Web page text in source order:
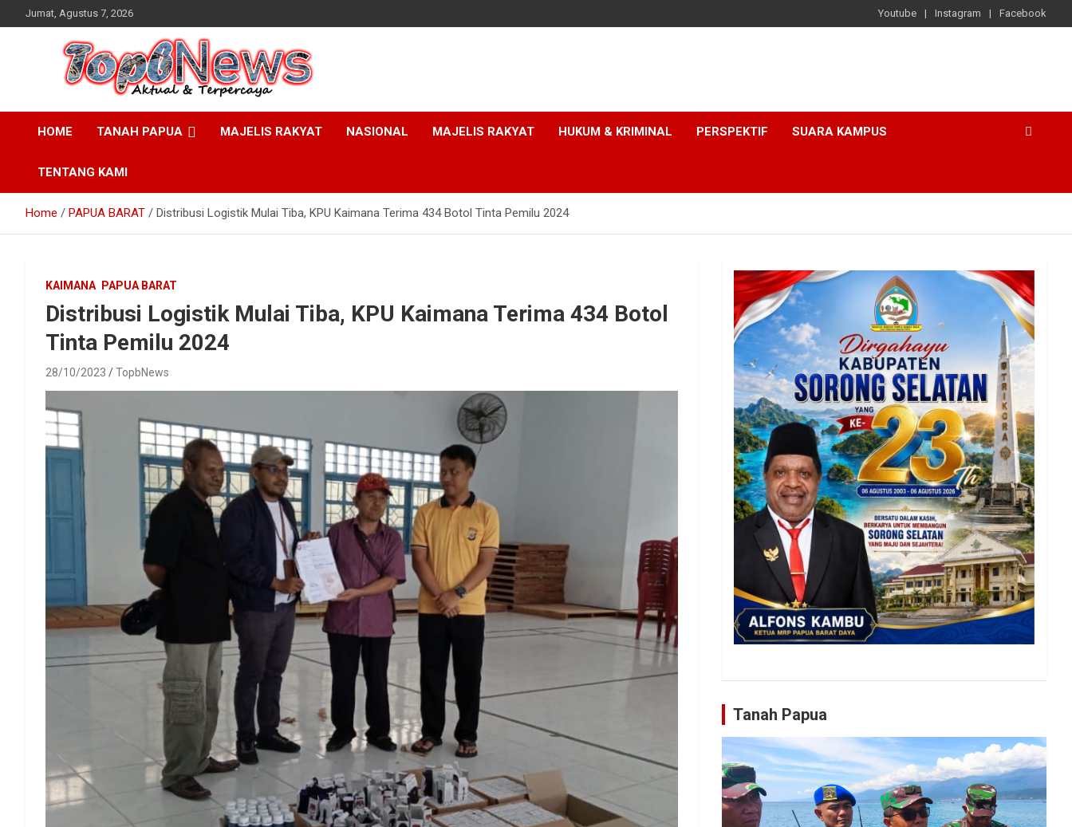
to
Jumat, Agustus 7, 2026 Youtube Instagram Facebook
HOME TANAH PAPUA MAJELIS RAKYAT NASIONAL MAJELIS RAKYAT HUKUM & KRIMINAL PERSPEKTIF SUARA KAMPUS
TENTANG KAMI
Home PAPUA BARAT Distribusi Logistik Mulai Tiba, KPU Kaimana Terima 434 Botol Tinta Pemilu 2024
KAIMANA PAPUA BARAT
Distribusi Logistik Mulai Tiba, KPU Kaimana Terima 434 Botol
Tinta Pemilu 2024
28/10/2023 TopbNews
Tanah Papua